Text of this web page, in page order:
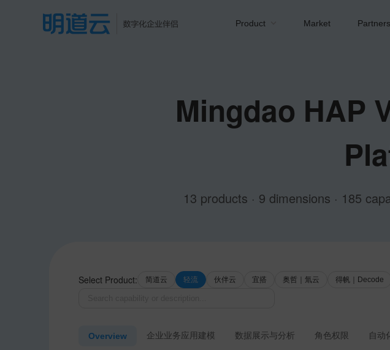
Product Market Partners
Mingdao HAP
13 products · 9 dimensions · 185
Select Product: 简道云 轻流 伙伴云 宜搭 奥哲｜氚云 得帆｜Decode
Overview 企业业务应用建模 数据展示与分析 角色权限 自动